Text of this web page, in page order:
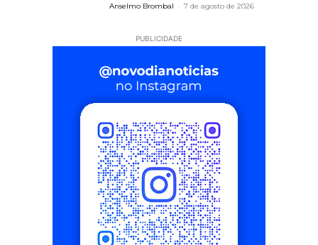
Anselmo Brombal - 7 de agosto de 2026
PUBLICIDADE